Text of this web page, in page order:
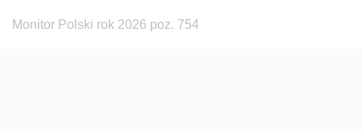
Monitor Polski rok 2026 poz. 754